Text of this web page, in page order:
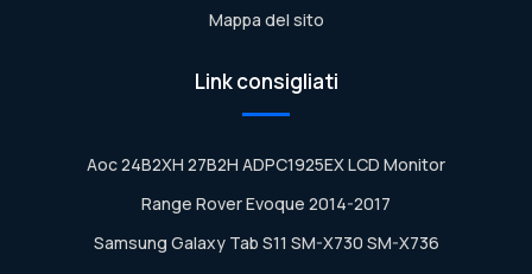
Mappa del sito
Link consigliati
Aoc 24B2XH 27B2H ADPC1925EX LCD Monitor
Range Rover Evoque 2014-2017
Samsung Galaxy Tab S11 SM-X730 SM-X736